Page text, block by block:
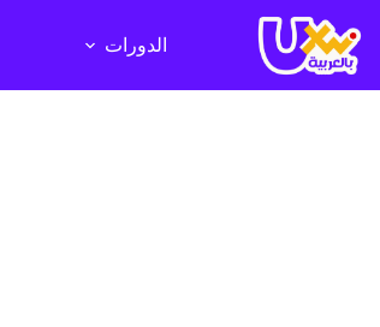
إلى
المحتوى
الدورات